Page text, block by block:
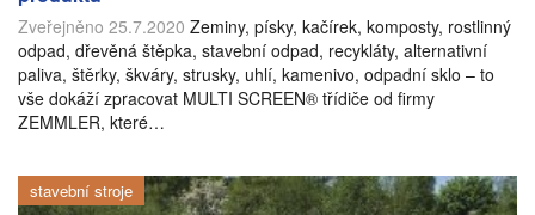
Zveřejněno 25.7.2020 Zeminy, písky, kačírek, komposty, rostlinný
odpad, dřevěná štěpka, stavební odpad, recykláty, alternativní
paliva, štěrky, škváry, strusky, uhlí, kamenivo, odpadní sklo – to
vše dokáží zpracovat MULTI SCREEN® třídiče od firmy
ZEMMLER, které…
stavební stroje